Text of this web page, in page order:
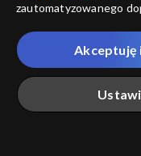
zautomatyzowanego
które wskazujemy
przez nas
Twoje dane osobowe
Ciebie naszych
„Portalem”, w tym
Akceptuję